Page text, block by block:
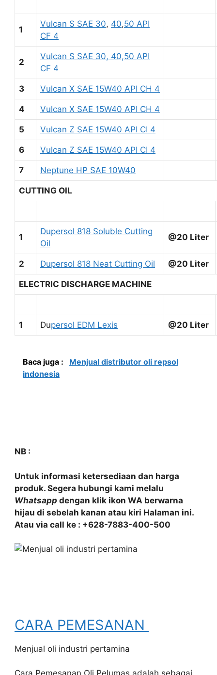
1
Vulcan S SAE 30, 40,50 API
CF 4
2
Vulcan S SAE 30, 40,50 API
CF 4
3 Vulcan X SAE 15W40 API CH 4
4 Vulcan X SAE 15W40 API CH 4
5 Vulcan Z SAE 15W40 API CI 4
6 Vulcan Z SAE 15W40 API CI 4
7 Neptune HP SAE 10W40
CUTTING OIL
1
Dupersol 818 Soluble Cutting
Oil
@20 Liter
2 Dupersol 818 Neat Cutting Oil @20 Liter
ELECTRIC DISCHARGE MACHINE
1 Dupersol EDM Lexis @20 Liter
Baca juga :
Menjual distributor oli repsol
indonesia
NB :
Untuk informasi ketersediaan dan harga
produk. Segera hubungi kami melalu
Whatsapp dengan klik ikon WA berwarna
hijau di sebelah kanan atau kiri Halaman ini.
Atau via call ke : +628-7883-400-500
CARA PEMESANAN
Menjual oli industri pertamina
Cara Pemesanan Oli Pelumas adalah sebagai